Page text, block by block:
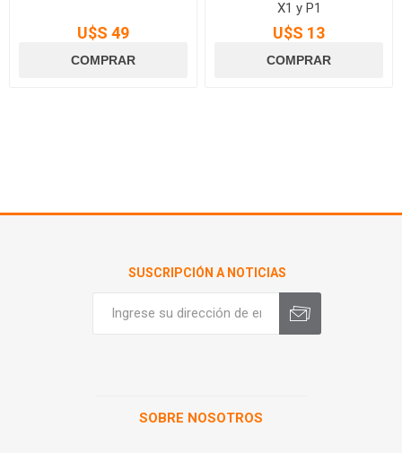
U$S 49
X1 y P1
U$S 13
SUSCRIPCIÓN A NOTICIAS
SOBRE NOSOTROS